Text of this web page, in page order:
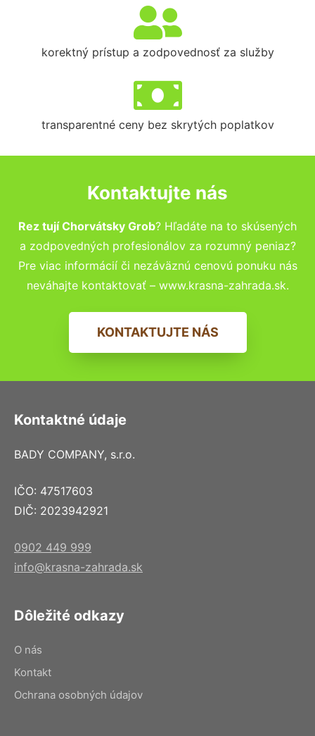
korektný prístup a zodpovednosť za služby
transparentné ceny bez skrytých poplatkov
Kontaktujte nás
Rez tují Chorvátsky Grob? Hľadáte na to skúsených
a zodpovedných profesionálov za rozumný peniaz?
Pre viac informácií či nezáväznú cenovú ponuku nás
neváhajte kontaktovať – www.krasna-zahrada.sk.
KONTAKTUJTE NÁS
Kontaktné údaje
BADY COMPANY, s.r.o.
IČO: 47517603
DIČ: 2023942921
0902 449 999
info@krasna-zahrada.sk
Dôležité odkazy
O nás
Kontakt
Ochrana osobných údajov